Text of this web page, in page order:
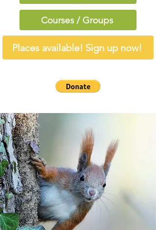
Courses / Groups
Places available! Sign up now!